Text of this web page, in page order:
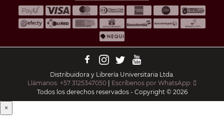
Distribuidora y Librería Universitaria Ltda.
Llámanos: +57 3125347050
Escríbenos por WhatsApp:
Todos los derechos reservados - Copyright © 2026
×